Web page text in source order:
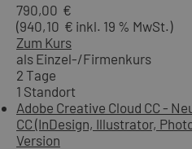
790,00 €
(940,10 € inkl. 19 % MwSt.)
Zum Kurs
als Einzel-/Firmenkurs
2 Tage
1 Standort
Adobe Creative Cloud CC -
CC (InDesign, Illustrator,
Version